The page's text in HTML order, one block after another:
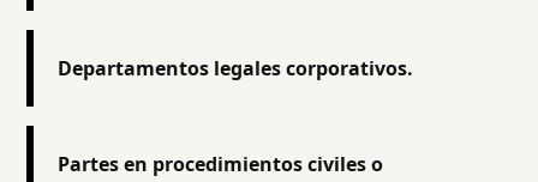
Departamentos legales corporativos.
Partes en procedimientos civiles o